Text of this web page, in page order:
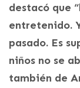
destacó que
entretenido.
pasado. Es
niños no se
también de